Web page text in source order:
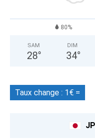
80%
SAM
28°
DIM
34°
Taux change : 1€ =